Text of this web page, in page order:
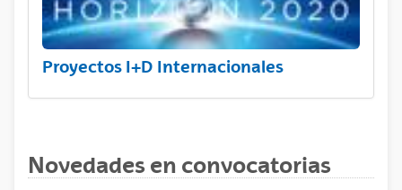
Proyectos I+D Internacionales
Novedades en convocatorias